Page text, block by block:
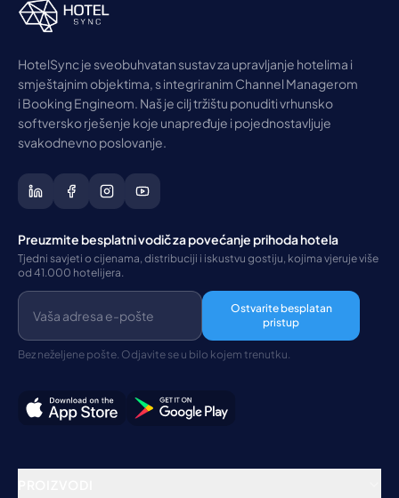
HotelSync je sveobuhvatan sustav za upravljanje hotelima i
smještajnim objektima, s integriranim Channel Managerom
i Booking Engineom. Naš je cilj tržištu ponuditi vrhunsko
softversko rješenje koje unapređuje i pojednostavljuje
svakodnevno poslovanje.
Preuzmite besplatni vodič za povećanje prihoda hotela
Tjedni savjeti o cijenama, distribuciji i iskustvu gostiju, kojima vjeruje više
od 41.000 hotelijera.
Ostvarite besplatan
pristup
Bez neželjene pošte. Odjavite se u bilo kojem trenutku.